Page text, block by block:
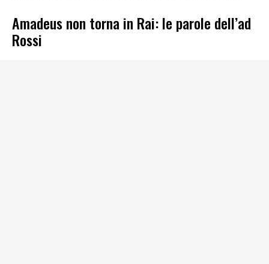
Amadeus non torna in Rai: le parole dell’ad
Rossi